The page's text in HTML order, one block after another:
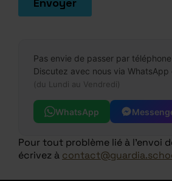
Pas envie de passer par
Discutez avec nous via WhatsApp
(du Lundi au Vendredi)
WhatsApp
Pour tout problème lié à l'envoi
écrivez à